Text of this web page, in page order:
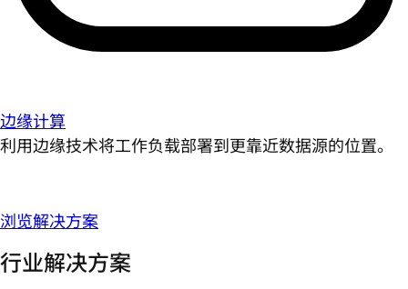
边缘计算
利用边缘技术将工作负载部署到更靠近数据源的位置。
浏览解决方案
行业解决方案